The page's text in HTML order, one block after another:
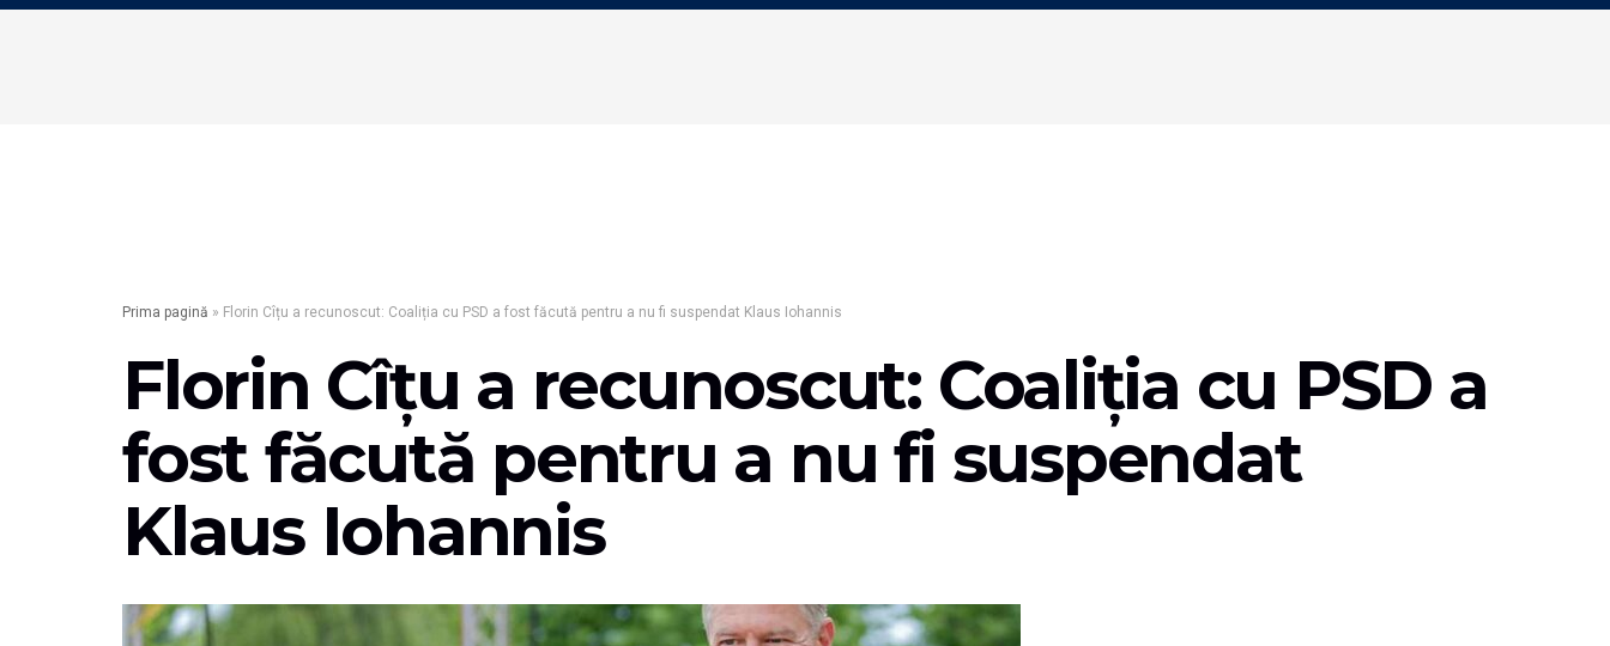
Prima pagină » Florin Cîțu a recunoscut: Coaliția cu PSD a fost făcută pentru a nu fi suspendat Klaus Iohannis
Florin Cîțu a recunoscut: Coaliția cu PSD a
fost făcută pentru a nu fi suspendat
Klaus Iohannis